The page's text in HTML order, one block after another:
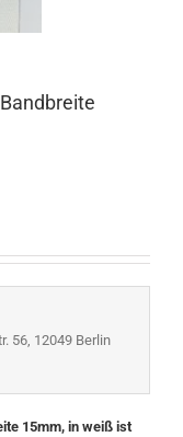
56, 12049 Berlin
15mm, in weiß ist